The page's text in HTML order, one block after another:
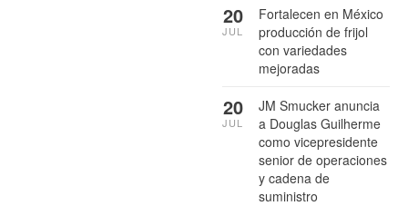
Fortalecen en México
producción de frijol
con variedades
mejoradas
20
JUL
JM Smucker anuncia
a Douglas Guilherme
como vicepresidente
senior de operaciones
y cadena de
suministro
20
JUL